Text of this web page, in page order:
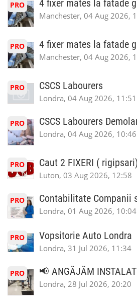
PRO 4 fixer mates la fatade
Manchester, 04 Aug 2026,
PRO 4 fixer mates la fatade
Manchester, 04 Aug 2026,
PRO CSCS Labourers
Londra, 04 Aug 2026, 11:51
PRO CSCS Labourers
Londra, 04 Aug 2026, 10:46
PRO Caut 2 FIXERI (
Luton, 03 Aug 2026, 12:58
PRO Contabilitate Companii
Londra, 01 Aug 2026, 10:04
PRO Vopsitorie Auto Londra
Londra, 31 Jul 2026, 11:34
PRO 📢 ANGĂJĂM
Londra, 28 Jul 2026, 20:20